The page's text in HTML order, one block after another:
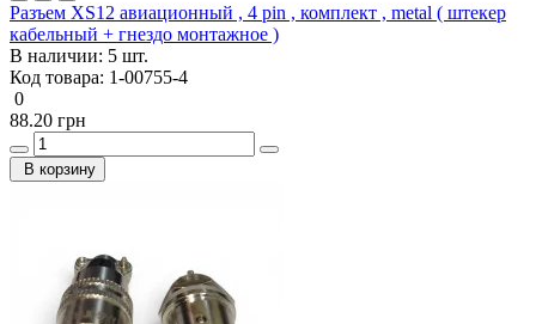
Разъем XS12 авиационный , 4 pin , комплект , metal ( штекер
кабельный + гнездо монтажное )
В наличии: 5 шт.
Код товара: 1-00755-4
0
88.20 грн
В корзину